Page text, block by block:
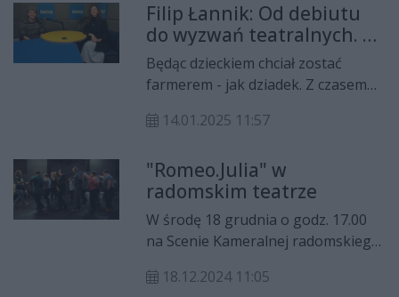
magazyn kulturalny.
Filip Łannik: Od debiutu
do wyzwań teatralnych. O
pasji, roli Maćka i
marzeniach aktorskich
Będąc dzieckiem chciał zostać
farmerem - jak dziadek. Z czasem
aktorstwo. - Ja czuję, że zostawiam
wieczór dzieje się dalej swoim
torem. A następnego dnia
przychodzę i staram się jeszcze raz
użyczyć siebie do opowiedzenia tej
historii - zdradza Filip Łannik. Aktor
radomskiego teatru opowiedział o
14.01.2025 11:57
"Romeo.Julia" w
radomskim teatrze
W środę 18 grudnia o godz. 17.00
na Scenie Kameralnej radomskiego
spektaklu "Romeo.Julia"
18.12.2024 11:05